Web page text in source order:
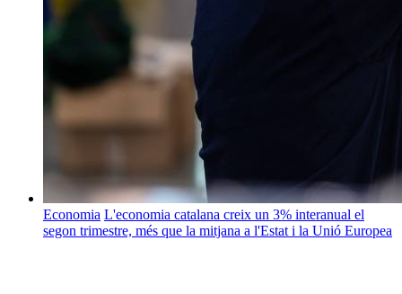
Economia L'economia catalana creix un 3% interanual el
segon trimestre, més que la mitjana a l'Estat i la Unió Europea